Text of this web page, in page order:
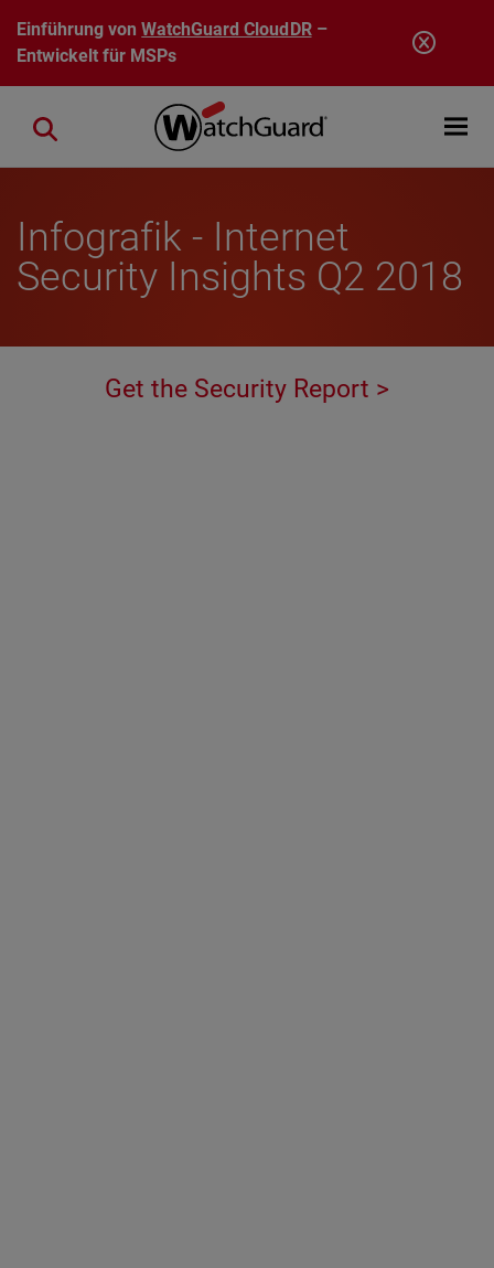
Direkt zum Inhalt
Einführung vonWatchGuard CloudDR–
Entwickelt für MSPs
Open
Close search
Infografik - Internet
Security Insights Q2 2018
Get the Security Report >